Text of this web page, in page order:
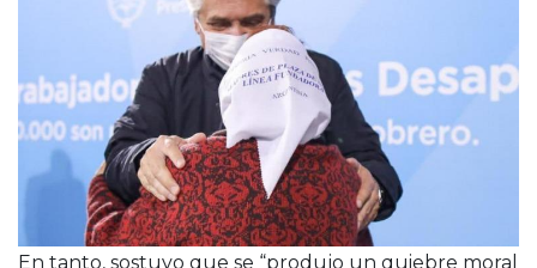
En tanto, sostuvo que se “produjo un quiebre moral